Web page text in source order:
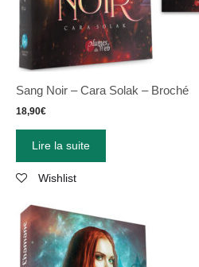
Sang Noir – Cara Solak – Broché
18,90€
Lire la suite
Wishlist